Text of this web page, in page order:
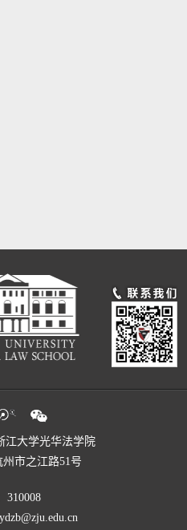
江大学光华法学院
市之江路51号
310008